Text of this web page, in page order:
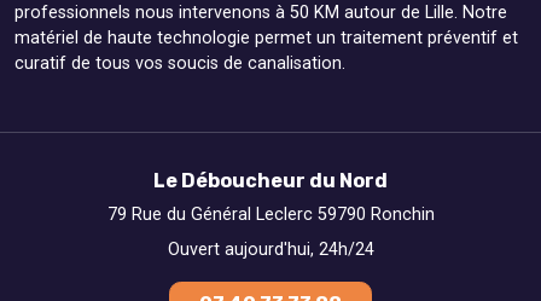
professionnels nous intervenons à 50 KM autour de Lille. Notre
matériel de haute technologie permet un traitement préventif et
curatif de tous vos soucis de canalisation.
Le Déboucheur du Nord
79 Rue du Général Leclerc 59790 Ronchin
Ouvert aujourd'hui, 24h/24